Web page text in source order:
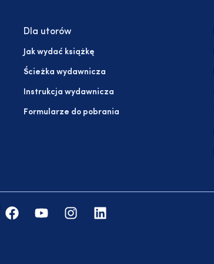
Dla utorów
Jak wydać książkę
Ścieżka wydawnicza
Instrukcja wydawnicza
Formularze do pobrania